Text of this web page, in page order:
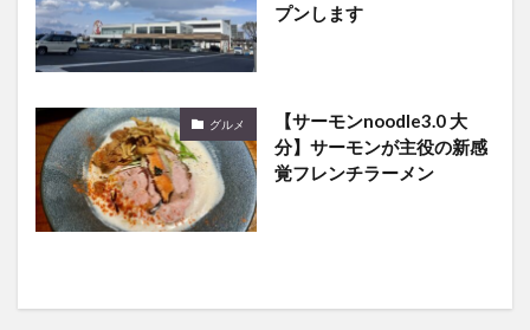
プンします
グルメ
【サーモンnoodle3.0 大
分】サーモンが主役の新感
覚フレンチラーメン